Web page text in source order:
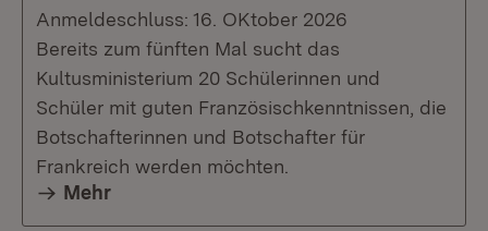
Anmeldeschluss: 16. OKtober 2026
Bereits zum fünften Mal sucht das
Kultusministerium 20 Schülerinnen und
Schüler mit guten Französischkenntnissen, die
Botschafterinnen und Botschafter für
Frankreich werden möchten.
Mehr